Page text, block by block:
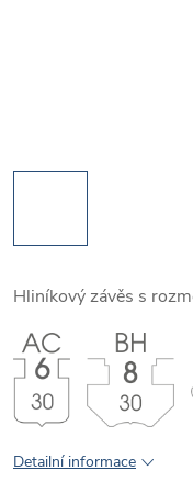
Hliníkový závěs s
Detailní informace